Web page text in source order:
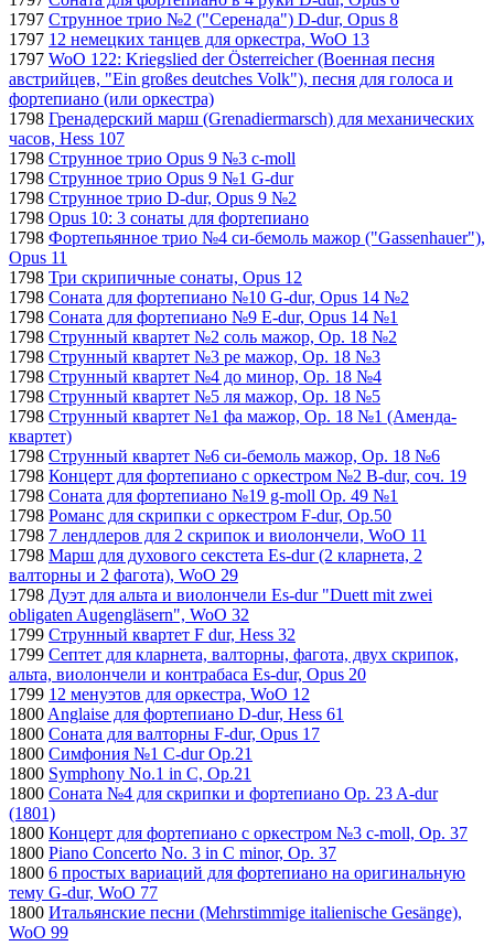
1797 Струнное трио №2 ("Серенада") D-dur, Opus 8
1797 12 немецких танцев для оркестра, WoO 13
1797 WoO 122: Kriegslied der Österreicher (Военная песня
австрийцев, "Ein großes deutches Volk"), песня для голоса и
фортепиано (или оркестра)
1798 Гренадерский марш (Grenadiermarsch) для механических
часов, Hess 107
1798 Струнное трио Opus 9 №3 c-moll
1798 Струнное трио Opus 9 №1 G-dur
1798 Струнное трио D-dur, Opus 9 №2
1798 Opus 10: 3 сонаты для фортепиано
1798 Фортепьянное трио №4 си-бемоль мажор ("Gassenhauer"),
Opus 11
1798 Три скрипичные сонаты, Opus 12
1798 Соната для фортепиано №10 G-dur, Opus 14 №2
1798 Соната для фортепиано №9 E-dur, Opus 14 №1
1798 Струнный квартет №2 соль мажор, Op. 18 №2
1798 Струнный квартет №3 ре мажор, Op. 18 №3
1798 Струнный квартет №4 до минор, Op. 18 №4
1798 Струнный квартет №5 ля мажор, Op. 18 №5
1798 Струнный квартет №1 фа мажор, Op. 18 №1 (Аменда-
квартет)
1798 Струнный квартет №6 си-бемоль мажор, Op. 18 №6
1798 Концерт для фортепиано с оркестром №2 B-dur, соч. 19
1798 Соната для фортепиано №19 g-moll Op. 49 №1
1798 Романс для скрипки с оркестром F-dur, Op.50
1798 7 лендлеров для 2 скрипок и виолончели, WoO 11
1798 Марш для духового секстета Es-dur (2 кларнета, 2
валторны и 2 фагота), WoO 29
1798 Дуэт для альта и виолончели Es-dur "Duett mit zwei
obligaten Augengläsern", WoO 32
1799 Струнный квартет F dur, Hess 32
1799 Септет для кларнета, валторны, фагота, двух скрипок,
альта, виолончели и контрабаса Es-dur, Opus 20
1799 12 менуэтов для оркестра, WoO 12
1800 Anglaise для фортепиано D-dur, Hess 61
1800 Соната для валторны F-dur, Opus 17
1800 Симфония №1 C-dur Op.21
1800 Symphony No.1 in C, Op.21
1800 Соната №4 для скрипки и фортепиано Op. 23 A-dur
(1801)
1800 Концерт для фортепиано с оркестром №3 c-moll, Op. 37
1800 Piano Concerto No. 3 in C minor, Op. 37
1800 6 простых вариаций для фортепиано на оригинальную
тему G-dur, WoO 77
1800 Итальянские песни (Mehrstimmige italienische Gesänge),
WoO 99